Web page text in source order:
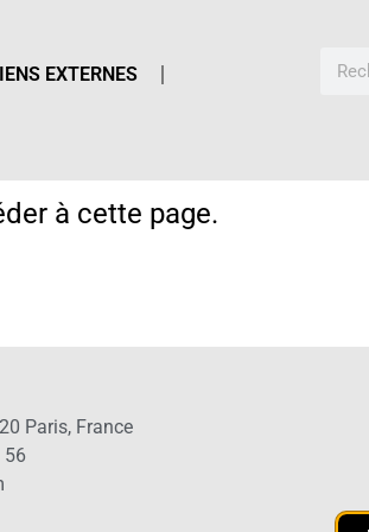
EXTERNES
à cette page.
Paris, France
56